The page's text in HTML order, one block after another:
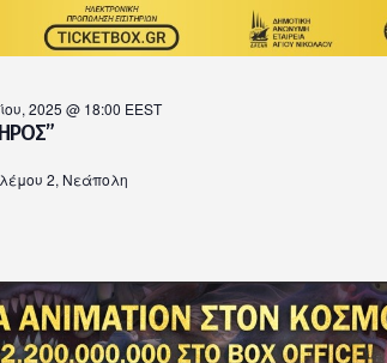
2025 @ 18:00 EEST
2, Νεάπολη